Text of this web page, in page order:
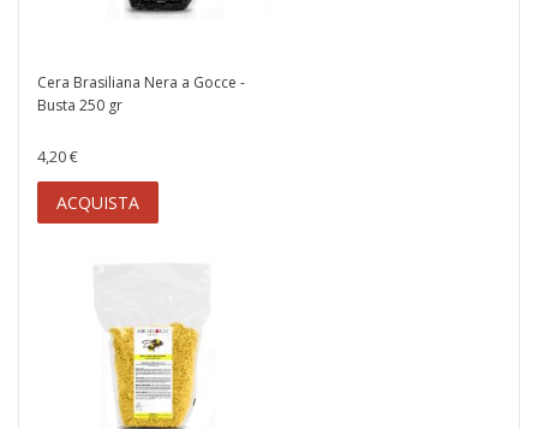
Cera Brasiliana Nera a Gocce -
Busta 250 gr
4,20 €
ACQUISTA